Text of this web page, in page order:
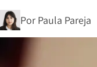
Por Paula Pareja